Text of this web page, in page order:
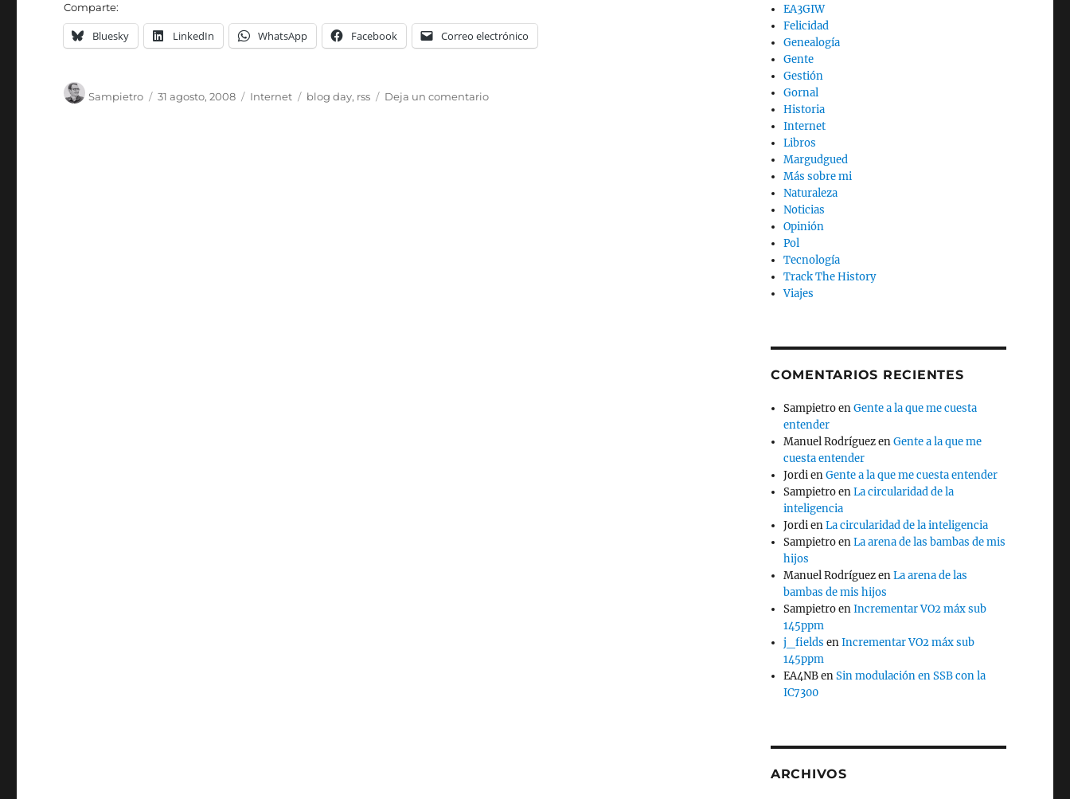
Comparte:
Bluesky LinkedIn WhatsApp Facebook Correo electrónico
Sampietro 31 agosto, 2008
Categorías
Internet blog day, rss Deja un comentario
EA3GIW
Felicidad
Genealogía
Gente
Gestión
Gornal
Historia
Internet
Libros
Margudgued
Más sobre mi
Naturaleza
Noticias
Opinión
Pol
Tecnología
Track The History
Viajes
COMENTARIOS RECIENTES
SampietroenGente a la que me cuesta
entender
Manuel RodríguezenGente a la que me
cuesta entender
JordienGente a la que me cuesta entender
SampietroenLa circularidad de la
inteligencia
JordienLa circularidad de la inteligencia
SampietroenLa arena de las bambas de mis
hijos
Manuel RodríguezenLa arena de las
bambas de mis hijos
SampietroenIncrementar VO2 máx sub
145ppm
j_fields enIncrementar VO2 máx sub
145ppm
EA4NBenSin modulación en SSB con la
IC7300
ARCHIVOS